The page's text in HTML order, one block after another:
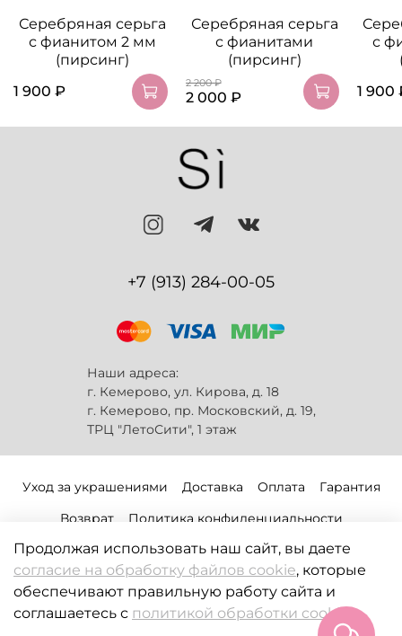
Серебряная серьга
с фианитом 2 мм
(пирсинг)
1 900 ₽
Серебряная серьга
с фианитами
(пирсинг)
2 200 ₽
2 000 ₽
с
1 900
+7 (913) 284-00-05
Наши адреса:
г. Кемерово, ул. Кирова, д. 18
г. Кемерово, пр. Московский, д. 19,
ТРЦ "ЛетоСити", 1 этаж
Уход за украшениями Доставка Оплата
Гарантия
Возврат
Политика конфиденциальности
Публичная оферта
Политика обработки файлов-cookie
Пользовательское соглашение
Политика обработки персональных данных
Продолжая использовать наш сайт, вы даете
согласие на обработку файлов cookie, которые
обеспечивают правильную работу сайта и
соглашаетесь с политикой обработки cookie